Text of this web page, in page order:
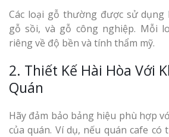
Các loại gỗ thường được sử
gỗ sồi, và gỗ công nghiệp. Mỗi
riêng về độ bền và tính thẩm mỹ.
2. Thiết Kế Hài Hòa Với
Quán
Hãy đảm bảo bảng hiệu phù hợp
của quán. Ví dụ, nếu quán cafe có